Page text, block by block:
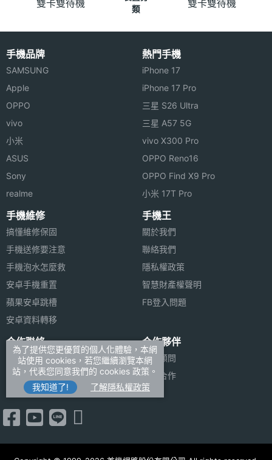
雙卡雙待機
類
雙卡雙待機
手機品牌
SAMSUNG
Apple
OPPO
vivo
小米
ASUS
Sony
realme
熱門手機
iPhone 17
iPhone 17 Pro
三星 S26 Ultra
三星 A57 5G
vivo X300 Pro
OPPO Reno16
OPPO Find X9 Pro
小米 17T Pro
手機維修
搞懂維修保固
手機送修要注意
手機泡水怎麼救
安卓手機重置
蘋果安卓跳槽
安卓資料轉移
手機王
關於我們
聯絡我們
隱私權政策
智慧財產權聲明
FB登入問題
合作聯絡
廣告刊登
加入商店報價
新聞聯絡
合作夥伴
法律顧問
媒體合作
為了提供您更優質的個人化體驗，本網
站使用 cookies，若您繼續瀏覽本網
站，代表您同意我們的 cookies 政策。
我知道了!
了解隱私權政策